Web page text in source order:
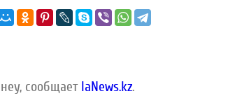
сообщает IaNews.kz.